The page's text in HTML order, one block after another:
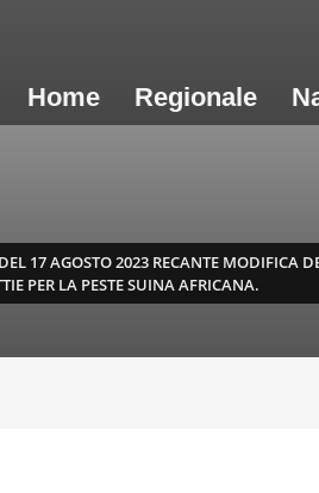
Home Regionale
17 AGOSTO 2023 RECANTE MODIFICA
PER LA PESTE SUINA AFRICANA.